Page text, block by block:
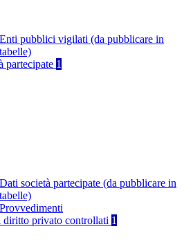
Enti pubblici vigilati (da pubblicare in
tabelle)
partecipate 1
Dati società partecipate (da pubblicare in
tabelle)
Provvedimenti
diritto privato controllati 1